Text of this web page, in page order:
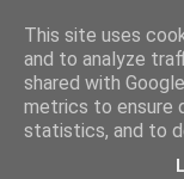
This site uses
and to analyze
shared with
metrics to ensure
statistics, and to